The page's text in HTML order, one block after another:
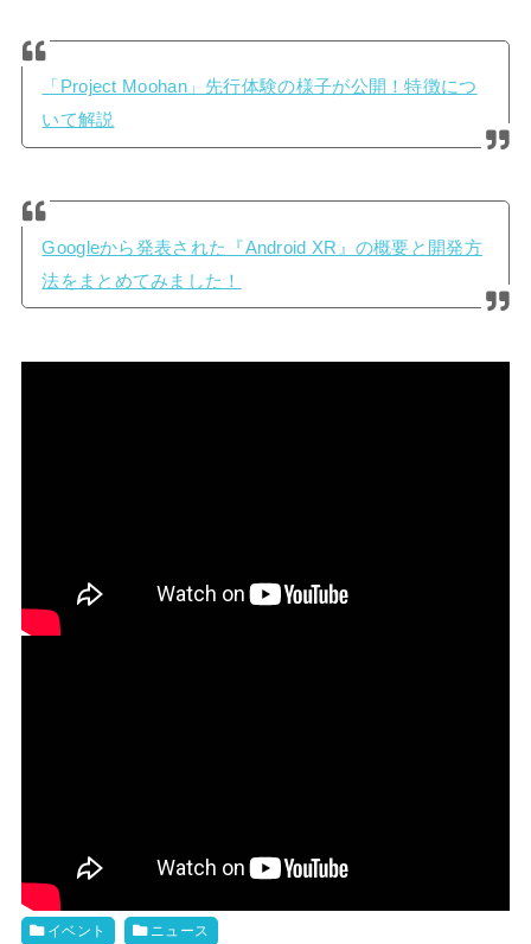
「Project Moohan」先行体験の様子が公開！特徴につ
いて解説
Googleから発表された『Android XR』の概要と開発方
法をまとめてみました！
イベント ニュース